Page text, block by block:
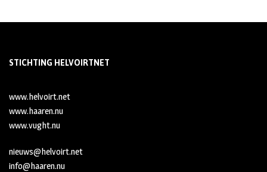
STICHTING HELVOIRTNET
www.helvoirt.net
www.haaren.nu
www.vught.nu
nieuws@helvoirt.net
info@haaren.nu